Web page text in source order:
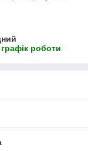
роботи